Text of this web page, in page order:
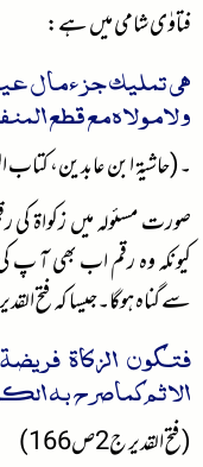
فتاوٰی شامی میں ہے:
ھی تملیک جزء مال
ولامولاہ مع قطع
۔(حاشیۃ ابن عابدین، کتاب
صورت مسئولہ میں زکواۃ کی
کیونکہ وہ رقم اب بھی آ پ
سے گناہ ہوگا۔جیسا کہ فتح
فتکون الزکاۃ
الاثم کماصرح بہ
(فتح القدیر ج2ص166)